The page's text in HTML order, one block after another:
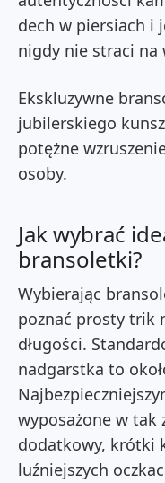
dech w piersiach i
nigdy nie straci na
Ekskluzywne
jubilerskiego
potężne
osoby.
Jak wybrać
bransoletki?
Wybierając
poznać prosty trik
długości.
nadgarstka to
wyposażone w tak
dodatkowy, krótki
luźniejszych